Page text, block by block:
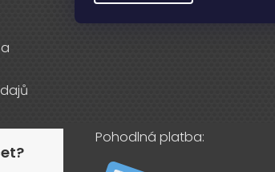
Pohodlná platba: